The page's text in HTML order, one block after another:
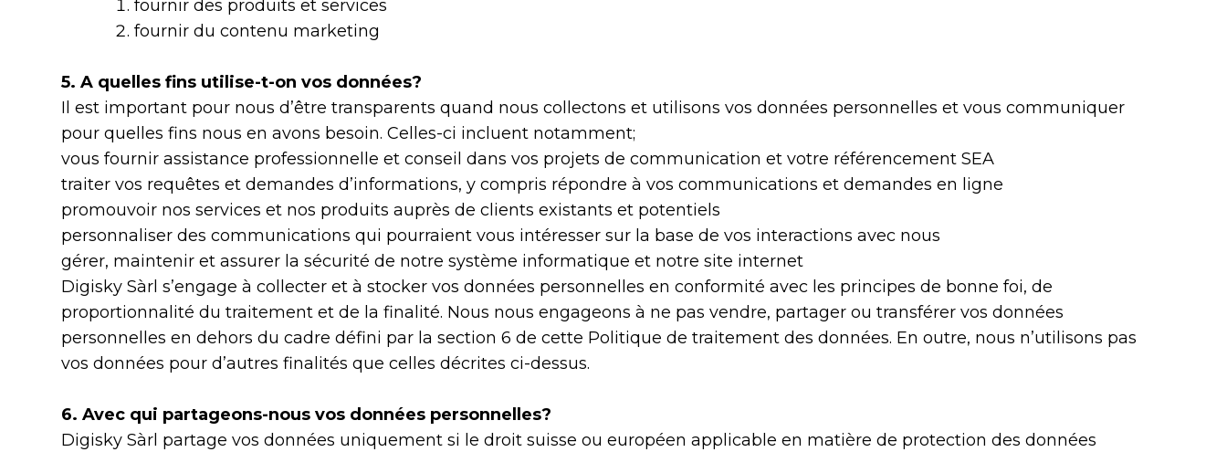
fournir des produits et services
fournir du contenu marketing
5. A quelles fins utilise-t-on vos données?
Il est important pour nous d’être transparents quand nous collectons et utilisons vos données personnelles et vous communiquer
pour quelles fins nous en avons besoin. Celles-ci incluent notamment;
vous fournir assistance professionnelle et conseil dans vos projets de communication et votre référencement SEA
traiter vos requêtes et demandes d’informations, y compris répondre à vos communications et demandes en ligne
promouvoir nos services et nos produits auprès de clients existants et potentiels
personnaliser des communications qui pourraient vous intéresser sur la base de vos interactions avec nous
gérer, maintenir et assurer la sécurité de notre système informatique et notre site internet
Digisky Sàrl s’engage à collecter et à stocker vos données personnelles en conformité avec les principes de bonne foi, de
proportionnalité du traitement et de la finalité. Nous nous engageons à ne pas vendre, partager ou transférer vos données
personnelles en dehors du cadre défini par la section 6 de cette Politique de traitement des données. En outre, nous n’utilisons pas
vos données pour d’autres finalités que celles décrites ci-dessus.
6. Avec qui partageons-nous vos données personnelles?
Digisky Sàrl partage vos données uniquement si le droit suisse ou européen applicable en matière de protection des données